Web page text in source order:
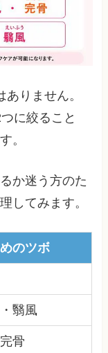
りません。
に絞ること
。
か迷う方のた
してみます。
のツボ
翳風
骨